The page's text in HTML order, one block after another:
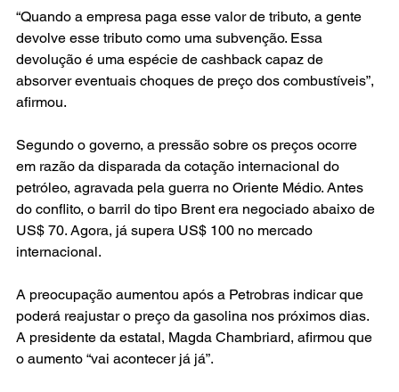
“Quando a empresa paga esse valor de tributo, a gente
devolve esse tributo como uma subvenção. Essa
devolução é uma espécie de cashback capaz de
absorver eventuais choques de preço dos combustíveis”,
afirmou.
Segundo o governo, a pressão sobre os preços ocorre
em razão da disparada da cotação internacional do
petróleo, agravada pela guerra no Oriente Médio. Antes
do conflito, o barril do tipo Brent era negociado abaixo de
US$ 70. Agora, já supera US$ 100 no mercado
internacional.
A preocupação aumentou após a Petrobras indicar que
poderá reajustar o preço da gasolina nos próximos dias.
A presidente da estatal, Magda Chambriard, afirmou que
o aumento “vai acontecer já já”.